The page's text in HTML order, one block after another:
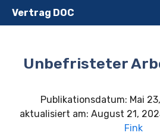
Zum
Vertrag DOC
Unbefristeter
Publikationsdatum: Mai
aktualisiert am: August 21,
Fink